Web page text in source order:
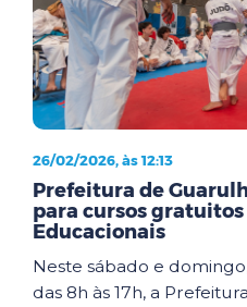
26/02/2026, às 12:13
Prefeitura de
para cursos gratuitos
Educacionais
Neste sábado e
das 8h às 17h, a